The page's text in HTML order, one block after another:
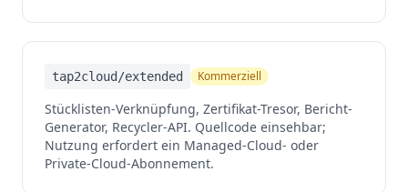
tap2cloud/extended Kommerziell
Stücklisten-Verknüpfung, Zertifikat-Tresor, Bericht-
Generator, Recycler-API. Quellcode einsehbar;
Nutzung erfordert ein Managed-Cloud- oder
Private-Cloud-Abonnement.